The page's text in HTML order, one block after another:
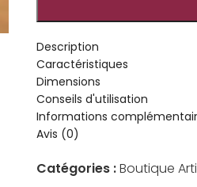
Description
Caractéristiques
Dimensions
Conseils d'utilisation
Informations
Avis (0)
Catégories :Boutique